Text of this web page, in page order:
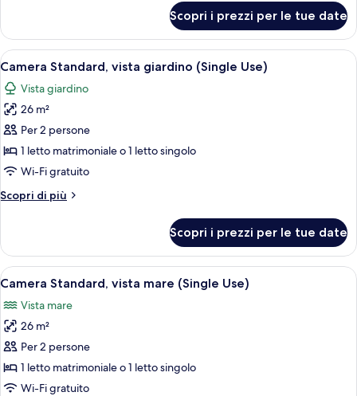
Standard
(Single
Use)
Scopri i prezzi per le tue date
Apri
tutte
le
foto
per
Camera
Standard,
giardino
Una camera d'albergo con due letti,
4
Camera Standard, vista giardino (Single Use)
Vista giardino
26 m²
Per 2 persone
1 letto matrimoniale o 1 letto singolo
Wi-Fi gratuito
Scopri di più
Altri
Standard,
vista
giardino
Use)
Scopri i prezzi per le tue date
Apri
tutte
le
foto
per
Camera
Standard,
Una camera d'albergo con due letti,
4
Camera Standard, vista mare (Single Use)
Vista mare
26 m²
Per 2 persone
1 letto matrimoniale o 1 letto singolo
Wi-Fi gratuito